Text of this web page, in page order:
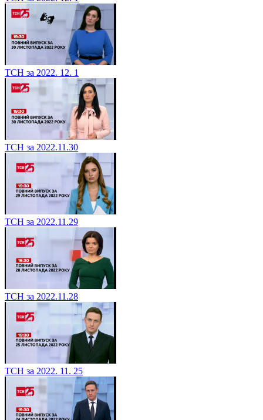
ТСН за 2022. 12. 1
ТСН за 2022.11.30
ТСН за 2022.11.29
ТСН за 2022.11.28
ТСН за 2022. 11. 25